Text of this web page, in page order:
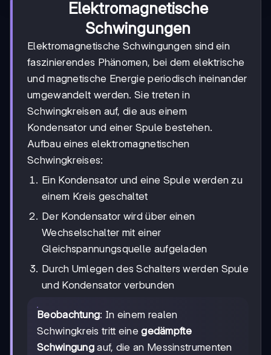
Elektromagnetische
Schwingungen
Elektromagnetische Schwingungen sind ein
faszinierendes Phänomen, bei dem elektrische
und magnetische Energie periodisch ineinander
umgewandelt werden. Sie treten in
Schwingkreisen auf, die aus einem
Kondensator und einer Spule bestehen.
Aufbau eines elektromagnetischen
Schwingkreises:
Ein Kondensator und eine Spule werden zu
einem Kreis geschaltet
Der Kondensator wird über einen
Wechselschalter mit einer
Gleichspannungsquelle aufgeladen
Durch Umlegen des Schalters werden Spule
und Kondensator verbunden
Beobachtung: In einem realen
Schwingkreis tritt einegedämpfte
Schwingung auf, die an Messinstrumenten